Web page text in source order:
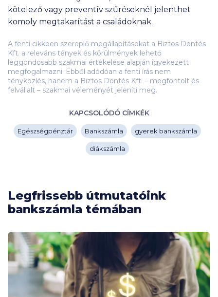
kötelező vagy preventív szűréseknél jelenthet
komoly megtakarítást a családoknak.
A fenti cikkben szereplő megállapításokat a Biztos Döntés
Kft. a releváns tények és körülmények lehető
leggondosabb szakmai értékelése alapján igyekezett
megfogalmazni. Ebből adódóan a fenti írás nem
tényközlés, hanem a Biztos Döntés Kft. – megfontolt és
felvállalt – szakmai véleményét jeleníti meg.
KAPCSOLÓDÓ CÍMKÉK
Egészségpénztár Bankszámla gyerek bankszámla
diákszámla
Legfrissebb útmutatóink
bankszámla témában